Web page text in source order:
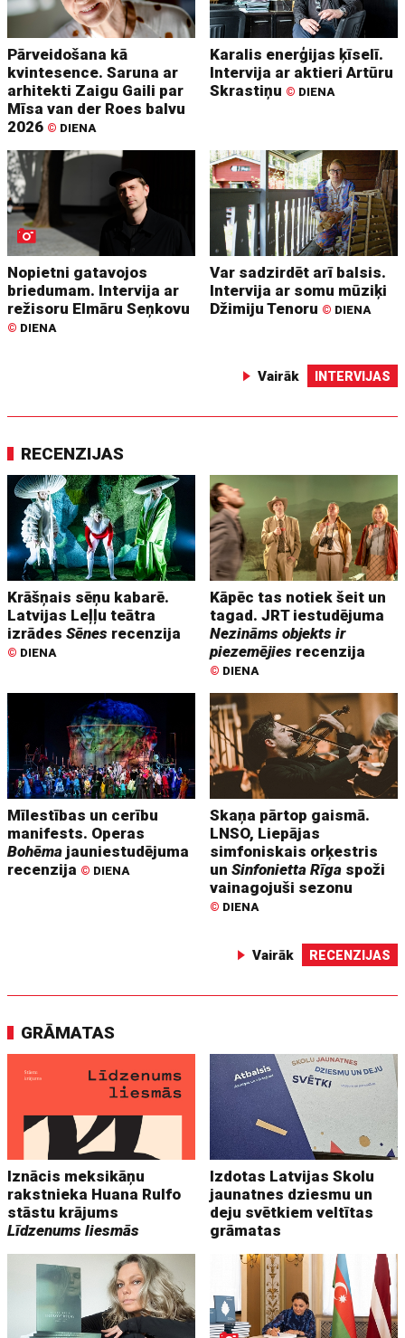
Pārveidošana kā
kvintesence. Saruna ar
arhitekti Zaigu Gaili par
Mīsa van der Roes balvu
2026 © DIENA
Karalis enerģijas ķīselī.
Intervija ar aktieri Artūru
Skrastiņu © DIENA
Nopietni gatavojos
briedumam. Intervija ar
režisoru Elmāru Seņkovu
© DIENA
Var sadzirdēt arī balsis.
Intervija ar somu mūziķi
Džimiju Tenoru © DIENA
Vairāk INTERVIJAS
RECENZIJAS
Krāšņais sēņu kabarē.
Latvijas Leļļu teātra
izrādesSēnes recenzija
© DIENA
Kāpēc tas notiek šeit un
tagad. JRT iestudējuma
Nezināms objekts ir
piezemējies recenzija
© DIENA
Mīlestības un cerību
manifests. Operas
Bohēma jauniestudējuma
recenzija © DIENA
Skaņa pārtop gaismā.
LNSO, Liepājas
simfoniskais orķestris
unSinfonietta Rīga spoži
vainagojuši sezonu
© DIENA
Vairāk RECENZIJAS
GRĀMATAS
Iznācis meksikāņu
rakstnieka Huana Rulfo
stāstu krājums
Līdzenums liesmās
Izdotas Latvijas Skolu
jaunatnes dziesmu un
deju svētkiem veltītas
grāmatas